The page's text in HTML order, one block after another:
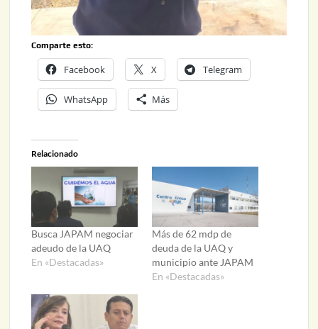
Comparte esto:
Facebook X Telegram
WhatsApp Más
Relacionado
Busca JAPAM negociar
adeudo de la UAQ
En «Destacadas»
Más de 62 mdp de
deuda de la UAQ y
municipio ante JAPAM
En «Destacadas»